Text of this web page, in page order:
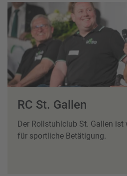
RC St. Gallen
Der Rollstuhlclub St. Gallen ist
für sportliche Betätigung.